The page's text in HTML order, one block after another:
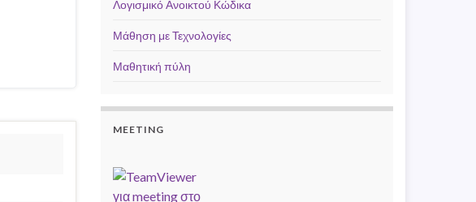
Λογισμικό Ανοικτού Κώδικα
Μάθηση με Τεχνολογίες
Μαθητική πύλη
MEETING